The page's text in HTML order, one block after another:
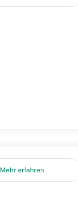
Mehr erfahren